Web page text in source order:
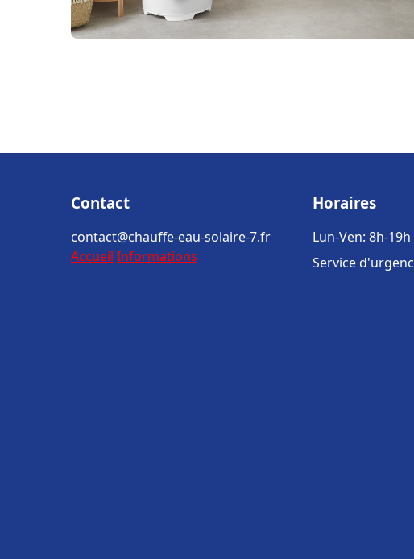
Contact
contact@chauffe-eau-solaire-7.fr
Accueil Informations
Horaires
Lun-Ven: 8h-19h
Service